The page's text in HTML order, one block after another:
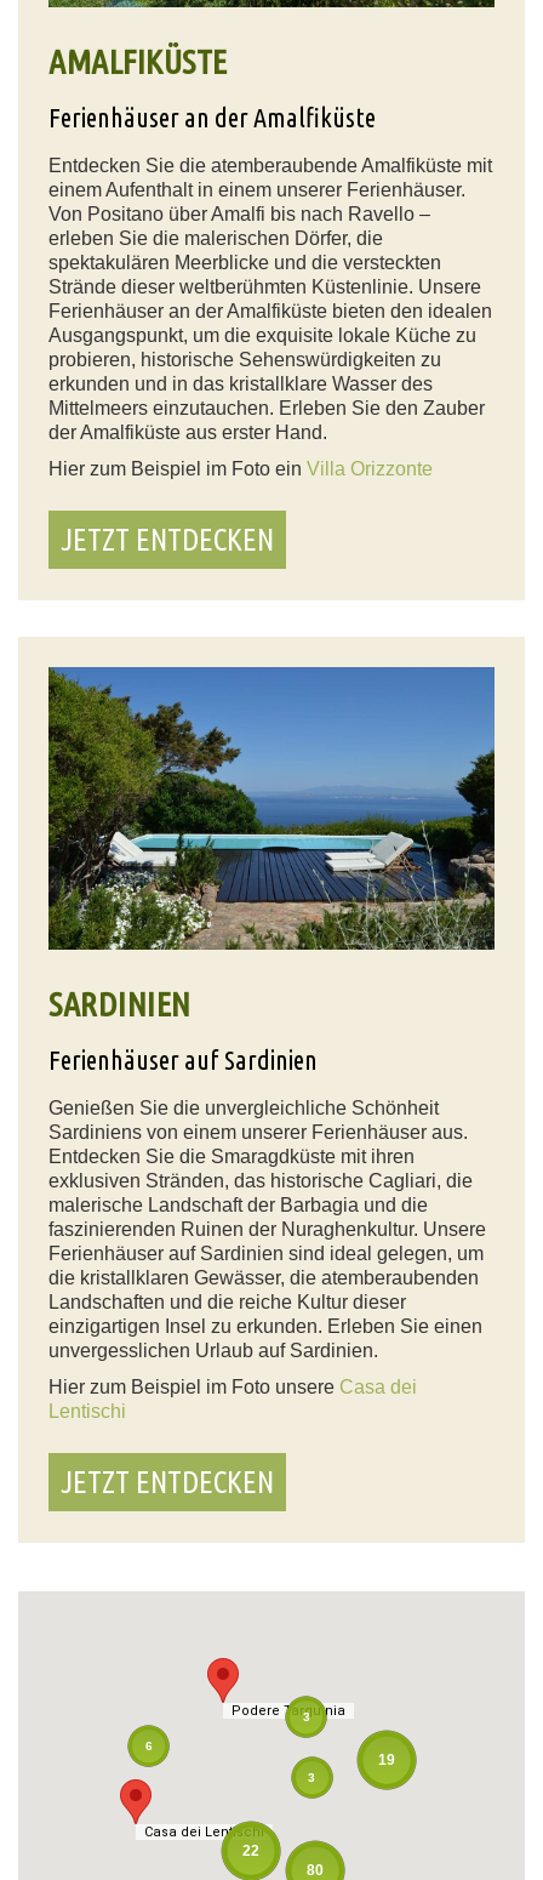
AMALFIKÜSTE
Ferienhäuser an der Amalfiküste
Entdecken Sie die atemberaubende Amalfiküste mit
einem Aufenthalt in einem unserer Ferienhäuser.
Von Positano über Amalfi bis nach Ravello –
erleben Sie die malerischen Dörfer, die
spektakulären Meerblicke und die versteckten
Strände dieser weltberühmten Küstenlinie. Unsere
Ferienhäuser an der Amalfiküste bieten den idealen
Ausgangspunkt, um die exquisite lokale Küche zu
probieren, historische Sehenswürdigkeiten zu
erkunden und in das kristallklare Wasser des
Mittelmeers einzutauchen. Erleben Sie den Zauber
der Amalfiküste aus erster Hand.
Hier zum Beispiel im Foto ein Villa Orizzonte
JETZT ENTDECKEN
SARDINIEN
Ferienhäuser auf Sardinien
Genießen Sie die unvergleichliche Schönheit
Sardiniens von einem unserer Ferienhäuser aus.
Entdecken Sie die Smaragdküste mit ihren
exklusiven Stränden, das historische Cagliari, die
malerische Landschaft der Barbagia und die
faszinierenden Ruinen der Nuraghenkultur. Unsere
Ferienhäuser auf Sardinien sind ideal gelegen, um
die kristallklaren Gewässer, die atemberaubenden
Landschaften und die reiche Kultur dieser
einzigartigen Insel zu erkunden. Erleben Sie einen
unvergesslichen Urlaub auf Sardinien.
Hier zum Beispiel im Foto unsere Casa dei
Lentischi
JETZT ENTDECKEN
Casa dei Lentischi
Podere Tarquinia
19
22
80
3
Casa dei Lentischi
3
6
Podere Tarquinia